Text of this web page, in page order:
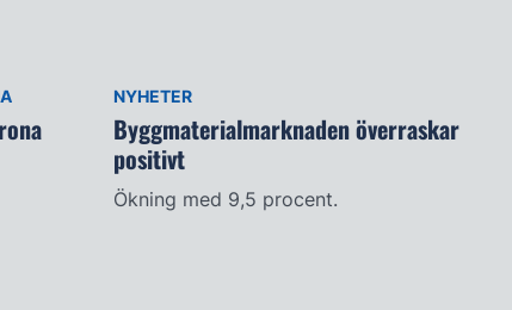
NYHETER
Byggmaterialmarknaden överraskar
positivt
Ökning med 9,5 procent.